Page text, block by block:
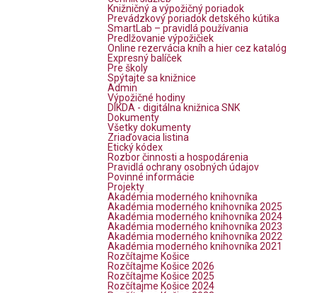
Knižničný a výpožičný poriadok
Prevádzkový poriadok detského kútika
SmartLab – pravidlá používania
Predlžovanie výpožičiek
Online rezervácia kníh a hier cez katalóg
Expresný balíček
Pre školy
Spýtajte sa knižnice
Admin
Výpožičné hodiny
DIKDA - digitálna knižnica SNK
Dokumenty
Všetky dokumenty
Zriaďovacia listina
Etický kódex
Rozbor činnosti a hospodárenia
Pravidlá ochrany osobných údajov
Povinné informácie
Projekty
Akadémia moderného knihovníka
Akadémia moderného knihovníka 2025
Akadémia moderného knihovníka 2024
Akadémia moderného knihovníka 2023
Akadémia moderného knihovníka 2022
Akadémia moderného knihovníka 2021
Rozčítajme Košice
Rozčítajme Košice 2026
Rozčítajme Košice 2025
Rozčítajme Košice 2024